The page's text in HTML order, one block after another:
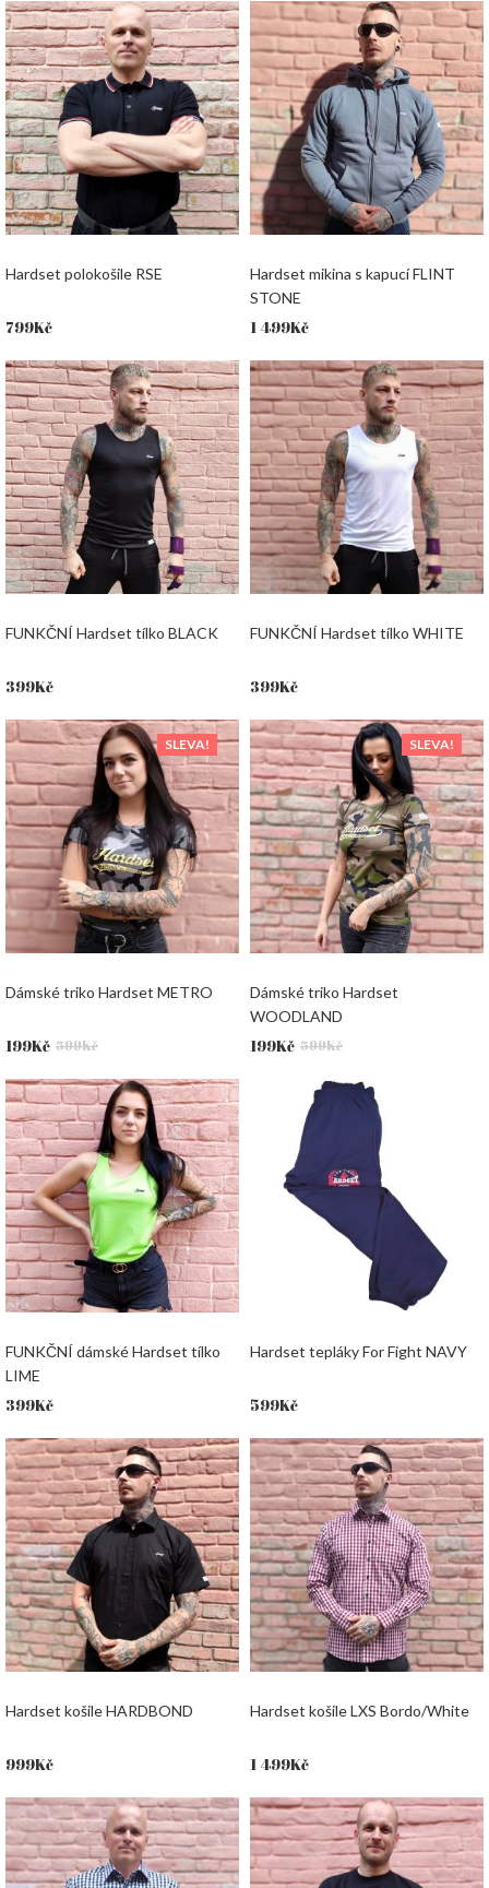
Hardset polokošile RSE
799Kč
Hardset mikina s kapucí FLINT
STONE
1 499Kč
FUNKČNÍ Hardset tílko BLACK
399Kč
FUNKČNÍ Hardset tílko WHITE
399Kč
SLEVA!
Dámské triko Hardset METRO
599Kč
Původní
byla:
599Kč.
199Kč
Aktuální
je:
199Kč.
SLEVA!
Dámské triko Hardset
WOODLAND
599Kč
Původní
199Kč
Aktuální
FUNKČNÍ dámské Hardset tílko
LIME
399Kč
Hardset tepláky For Fight NAVY
599Kč
Hardset košile HARDBOND
999Kč
Hardset košile LXS Bordo/White
1 499Kč